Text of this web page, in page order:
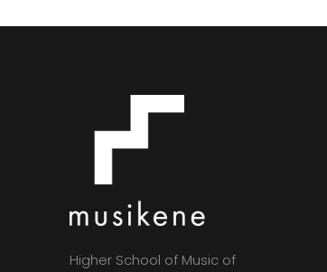
Higher School of Music of